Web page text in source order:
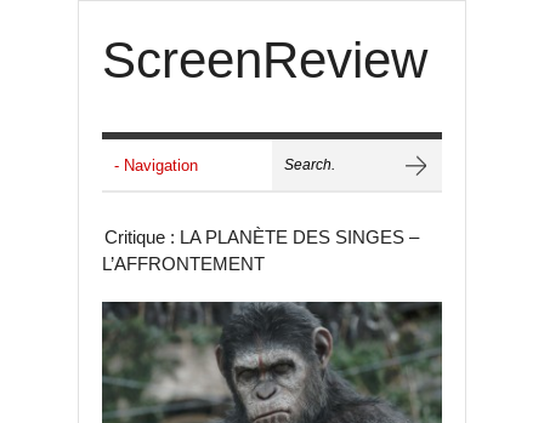
ScreenReview
Critique : LA PLANÈTE DES SINGES –
L’AFFRONTEMENT